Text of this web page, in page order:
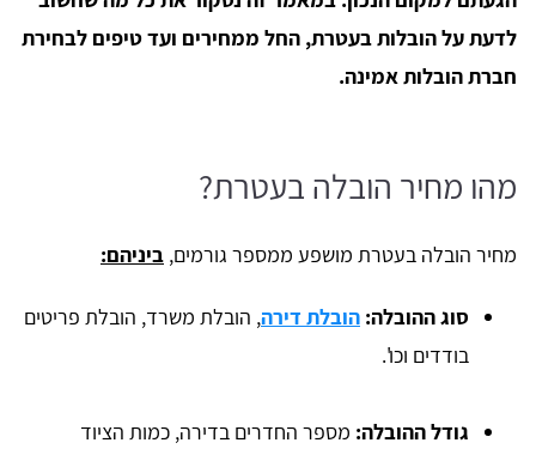
לדעת על הובלות בעטרת, החל ממחירים ועד טיפים לבחירת
חברת הובלות אמינה.
מהו מחיר הובלה בעטרת?
מחיר הובלה בעטרת מושפע ממספר גורמים, ביניהם:
סוג ההובלה: הובלת דירה, הובלת משרד, הובלת פריטים
בודדים וכו'.
גודל ההובלה: מספר החדרים בדירה, כמות הציוד